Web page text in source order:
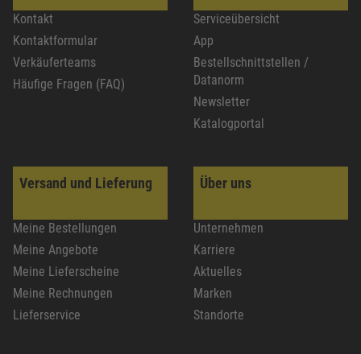
Kontakt
Kontaktformular
Verkäuferteams
Häufige Fragen (FAQ)
Serviceübersicht
App
Bestellschnittstellen /
Datanorm
Newsletter
Katalogportal
Versand und Lieferung
Meine Bestellungen
Meine Angebote
Meine Lieferscheine
Meine Rechnungen
Lieferservice
Über uns
Unternehmen
Karriere
Aktuelles
Marken
Standorte